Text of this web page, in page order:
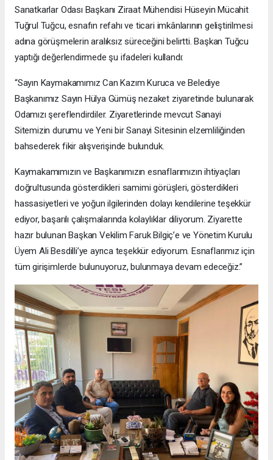
Sanatkarlar Odası Başkanı Ziraat Mühendisi Hüseyin Mücahit
Tuğrul Tuğcu, esnafın refahı ve ticari imkânlarının geliştirilmesi
adına görüşmelerin aralıksız süreceğini belirtti. Başkan Tuğcu
yaptığı değerlendirmede şu ifadeleri kullandı:
“Sayın Kaymakamımız Can Kazım Kuruca ve Belediye
Başkanımız Sayın Hülya Gümüş nezaket ziyaretinde bulunarak
Odamızı şereflendirdiler. Ziyaretlerinde mevcut Sanayi
Sitemizin durumu ve Yeni bir Sanayi Sitesinin elzemliliğinden
bahsederek fikir alışverişinde bulunduk.
Kaymakamımızın ve Başkanımızın esnaflarımızın ihtiyaçları
doğrultusunda gösterdikleri samimi görüşleri, gösterdikleri
hassasiyetleri ve yoğun ilgilerinden dolayı kendilerine teşekkür
ediyor, başarılı çalışmalarında kolaylıklar diliyorum. Ziyarette
hazır bulunan Başkan Vekilim Faruk Bilgiç’e ve Yönetim Kurulu
Üyem Ali Besdilli’ye ayrıca teşekkür ediyorum. Esnaflarımız için
tüm girişimlerde bulunuyoruz, bulunmaya devam edeceğiz.”